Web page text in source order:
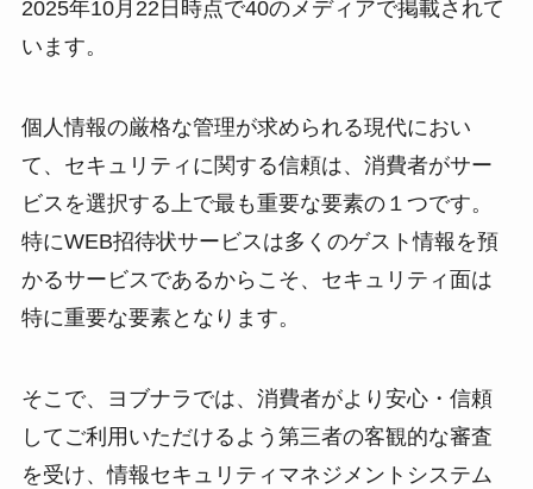
2025年10月22日時点で40のメディアで掲載されて
います。
個人情報の厳格な管理が求められる現代におい
て、セキュリティに関する信頼は、消費者がサー
ビスを選択する上で最も重要な要素の１つです。
特にWEB招待状サービスは多くのゲスト情報を預
かるサービスであるからこそ、セキュリティ面は
特に重要な要素となります。
そこで、ヨブナラでは、消費者がより安心・信頼
してご利用いただけるよう第三者の客観的な審査
を受け、情報セキュリティマネジメントシステム